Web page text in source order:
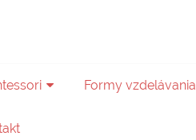
Formy vzdelávania